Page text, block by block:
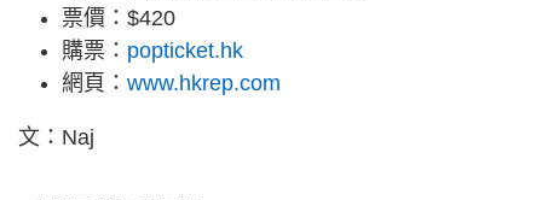
票價：$420
購票： popticket.hk
網頁： www.hkrep.com
文：Naj